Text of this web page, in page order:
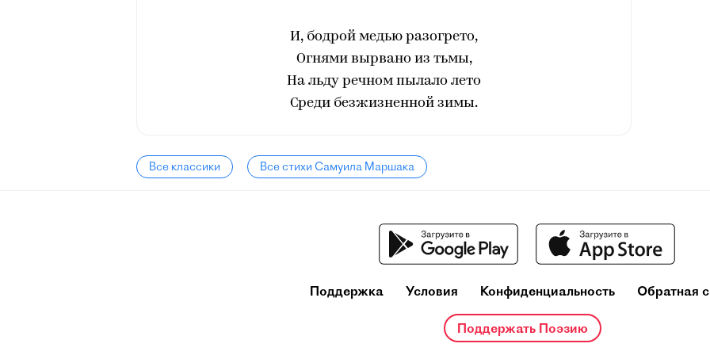
И, бодрой медью разогрето,
Огнями вырвано из тьмы,
На льду речном пылало лето
Среди безжизненной зимы.
Все классики Все стихи Самуила Маршака
Поддержка Условия Конфиденциальность Обратная
Поддержать Поэзию